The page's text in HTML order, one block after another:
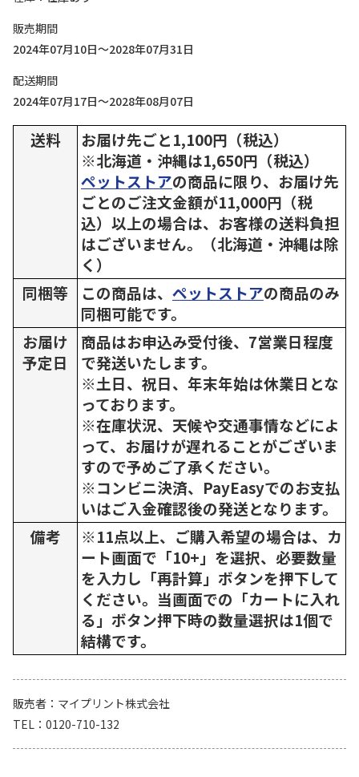
販売期間
2024年07月10日～2028年07月31日
配送期間
2024年07月17日～2028年08月07日
送料
お届け先ごと1,100円（税込）
※北海道・沖縄は1,650円（税込）
ペットストアの商品に限り、お届け先
ごとのご注文金額が11,000円（税
込）以上の場合は、お客様の送料負担
はございません。（北海道・沖縄は除
く）
同梱等
この商品は、 ペットストアの商品のみ
同梱可能です。
お届け
予定日
商品はお申込み受付後、7営業日程度
で発送いたします。
※土日、祝日、年末年始は休業日とな
っております。
※在庫状況、天候や交通事情などによ
って、お届けが遅れることがございま
すので予めご了承ください。
※コンビニ決済、PayEasyでのお支払
いはご入金確認後の発送となります。
備考
※11点以上、ご購入希望の場合は、カ
ート画面で「10+」を選択、必要数量
を入力し「再計算」ボタンを押下して
ください。当画面での「カートに入れ
る」ボタン押下時の数量選択は1個で
結構です。
販売者
マイプリント株式会社
TEL
0120-710-132